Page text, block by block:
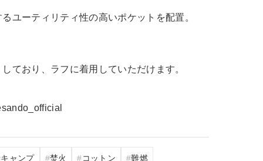
ユーティリティ性の高いポケットを配置。
ており、ラフに着用していただけます。
キャンプ 焚火 コットン 難燃